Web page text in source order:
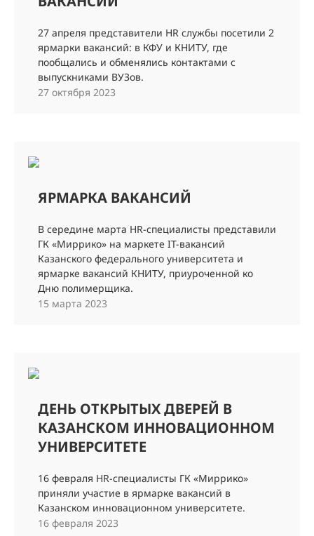
27 апреля представители HR службы посетили 2
ярмарки вакансий: в КФУ и КНИТУ, где
пообщались и обменялись контактами с
выпускниками ВУЗов.
27 октября 2023
ЯРМАРКА ВАКАНСИЙ
В середине марта HR-специалисты представили
ГК «Миррико» на маркете IT-вакансий
Казанского федерального университета и
ярмарке вакансий КНИТУ, приуроченной ко
Дню полимерщика.
15 марта 2023
ДЕНЬ ОТКРЫТЫХ ДВЕРЕЙ В
КАЗАНСКОМ ИННОВАЦИОННОМ
УНИВЕРСИТЕТЕ
16 февраля HR-специалисты ГК «Миррико»
приняли участие в ярмарке вакансий в
Казанском инновационном университете.
16 февраля 2023